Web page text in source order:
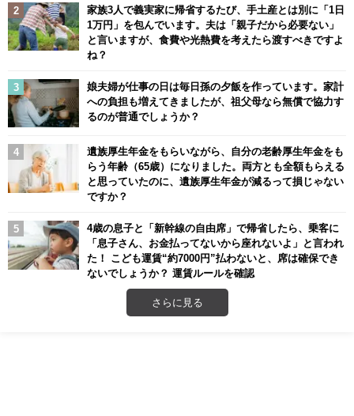
家族3人で義実家に帰省するたび、手土産とは別に「1日
1万円」を包んでいます。夫は「親子だから必要ない」
と言いますが、食費や光熱費を考えたら渡すべきですよ
ね？
娘夫婦が仕事の日は毎日孫の夕飯を作っています。家計
への負担も増えてきましたが、祖父母なら無償で協力す
るのが普通でしょうか？
遺族厚生年金をもらいながら、自分の老齢厚生年金をも
らう年齢（65歳）になりました。両方とも全額もらえる
と思っていたのに、遺族厚生年金が減るって損じゃない
ですか？
4歳の息子と「新幹線の自由席」で帰省したら、乗客に
「息子さん、お金払ってないから座れないよ」と言われ
た！ こども運賃“約7000円”払わないと、席は確保でき
ないでしょうか？ 運賃ルールを確認
さらに見る